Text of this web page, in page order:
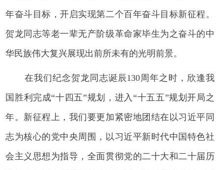
年奋斗目标，开启实现第二个百年奋斗目标新征程。
贺龙同志等老一辈无产阶级革命家毕生为之奋斗的中
华民族伟大复兴展现出前所未有的光明前景。
在我们纪念贺龙同志诞辰130周年之时，欣逢我
国胜利完成“十四五”规划，进入“十五五”规划开局之
年。新征程上，我们要更加紧密地团结在以习近平同
志为核心的党中央周围，以习近平新时代中国特色社
会主义思想为指导，全面贯彻党的二十大和二十届历